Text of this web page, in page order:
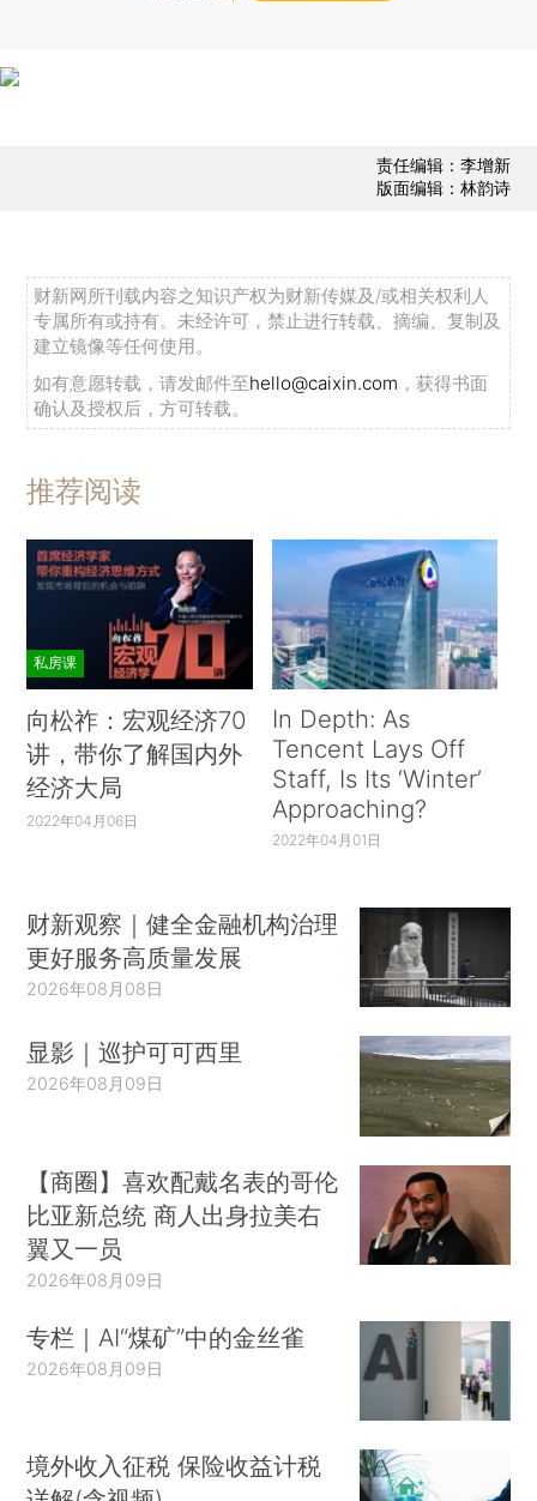
责任编辑：李增新
版面编辑：林韵诗
财新网所刊载内容之知识产权为财新传媒及/或相关权利人
专属所有或持有。未经许可，禁止进行转载、摘编、复制及
建立镜像等任何使用。
如有意愿转载，请发邮件至hello@caixin.com ，获得书面
确认及授权后，方可转载。
推荐阅读
私房课
向松祚：宏观经济70
讲，带你了解国内外
经济大局
2022年04月06日
In Depth: As
Tencent Lays Off
Staff, Is Its ‘Winter’
Approaching?
2022年04月01日
财新观察｜健全金融机构治理
更好服务高质量发展
2026年08月08日
显影｜巡护可可西里
2026年08月09日
【商圈】喜欢配戴名表的哥伦
比亚新总统 商人出身拉美右
翼又一员
2026年08月09日
专栏｜AI“煤矿”中的金丝雀
2026年08月09日
境外收入征税 保险收益计税